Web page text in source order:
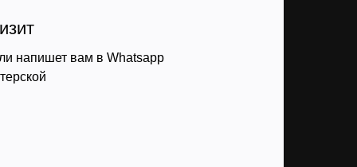
напишет вам в Whatsapp